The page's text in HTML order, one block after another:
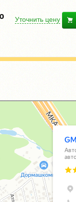
Уточнить цену